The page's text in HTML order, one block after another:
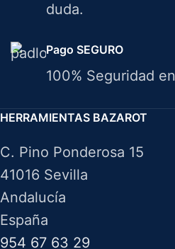
duda.
Pago SEGURO
100% Seguridad
HERRAMIENTAS BAZAROT
C. Pino Ponderosa 15
41016 Sevilla
Andalucía
España
954 67 63 29